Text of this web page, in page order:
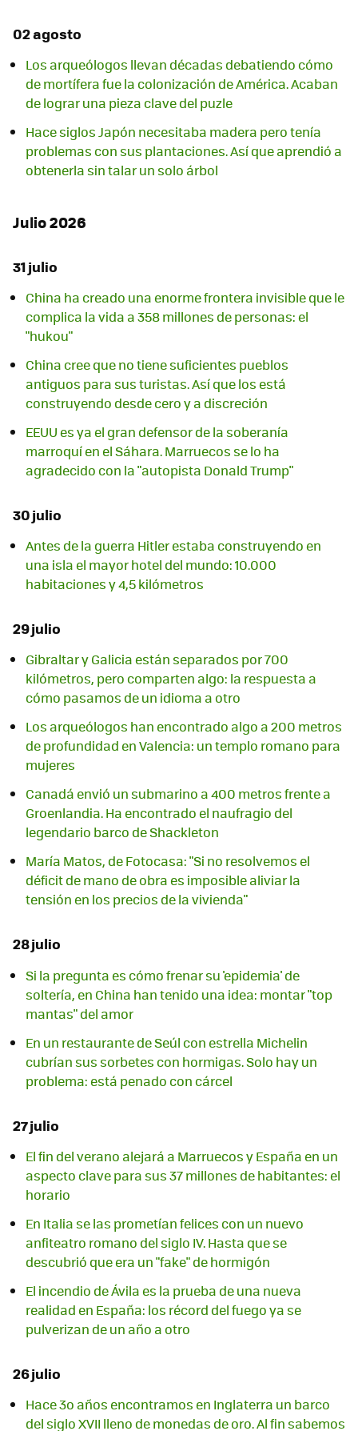
02 agosto
Los arqueólogos llevan décadas debatiendo cómo
de mortífera fue la colonización de América. Acaban
de lograr una pieza clave del puzle
Hace siglos Japón necesitaba madera pero tenía
problemas con sus plantaciones. Así que aprendió a
obtenerla sin talar un solo árbol
Julio 2026
31 julio
China ha creado una enorme frontera invisible que le
complica la vida a 358 millones de personas: el
"hukou"
China cree que no tiene suficientes pueblos
antiguos para sus turistas. Así que los está
construyendo desde cero y a discreción
EEUU es ya el gran defensor de la soberanía
marroquí en el Sáhara. Marruecos se lo ha
agradecido con la "autopista Donald Trump"
30 julio
Antes de la guerra Hitler estaba construyendo en
una isla el mayor hotel del mundo: 10.000
habitaciones y 4,5 kilómetros
29 julio
Gibraltar y Galicia están separados por 700
kilómetros, pero comparten algo: la respuesta a
cómo pasamos de un idioma a otro
Los arqueólogos han encontrado algo a 200 metros
de profundidad en Valencia: un templo romano para
mujeres
Canadá envió un submarino a 400 metros frente a
Groenlandia. Ha encontrado el naufragio del
legendario barco de Shackleton
María Matos, de Fotocasa: "Si no resolvemos el
déficit de mano de obra es imposible aliviar la
tensión en los precios de la vivienda"
28 julio
Si la pregunta es cómo frenar su 'epidemia' de
soltería, en China han tenido una idea: montar "top
mantas" del amor
En un restaurante de Seúl con estrella Michelin
cubrían sus sorbetes con hormigas. Solo hay un
problema: está penado con cárcel
27 julio
El fin del verano alejará a Marruecos y España en un
aspecto clave para sus 37 millones de habitantes: el
horario
En Italia se las prometían felices con un nuevo
anfiteatro romano del siglo IV. Hasta que se
descubrió que era un "fake" de hormigón
El incendio de Ávila es la prueba de una nueva
realidad en España: los récord del fuego ya se
pulverizan de un año a otro
26 julio
Hace 3o años encontramos en Inglaterra un barco
del siglo XVII lleno de monedas de oro. Al fin sabemos